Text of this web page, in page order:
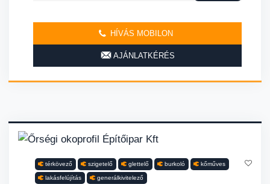
HÍVÁS MOBILON
AJÁNLATKÉRÉS
térkövező szigetelő glettelő burkoló kőműves
lakásfelújítás generálkivitelező